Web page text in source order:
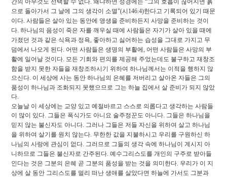
간의 아무것도 선택할 수 없다. 왜냐하면 성경에는 “그의 호흡이 끊어지면 흙
으로 돌아가서 그 날에 그의 생각이 소멸”(시 146:4)한다고 기록되어 있기 때문
이다. 사람들은 살아 있는 동안에 영생을 준비하든지 사망을 준비하는 것이
다. 하나님의 음성이 죽은 자를 깨우실 때에 사람들은 자기가 살아 있을 때에
가졌던 것과 같은 식욕과 정욕, 좋아하고 싫어하는 습성을 그대로 가지고 무
덤에서 나오게 된다. 어떤 사람들은 생명의 부활에 , 어떤 사람들은 사망의 부
활에 일어날 것이다. 모든 기회와 편의를 제공해 주었는데도 불구하고 재창조
함을 받지 못한 자들을 재창조하시기 위하여 하나님께서는 이적을 행하지 않
으신다. 이 세상에 사는 동안 하나님의 은혜를 저버리고 살아온 자들은 그의
품성이 하나님과 조화되지 못했으므로 그는 하늘 집에서 살 준비가 되지 않았
다.
오늘날 이 세상에는 교양 있고 예절바르고 스스로 의롭다고 생각하는 사람들
이 많이 있다. 그들은 폭식가도 아니요 술주정꾼도 아니다. 그들은 하나님을
믿지 않는 불신자도 아니다. 그러나 그들은 저들 자신을 위하여 살고 하나님
을 위하여 살기를 원치 않는다. 무한한 값을 지불하시고 우리를 구원하신 하
나님의 사랑에 관심이 없다. 그러므로 그들의 생각 속에 하나님이 계시지 아
니하므로 그들은 불신자로 간주된다. 예수그리스도를 개인의 구주로 받아들
인다는 것은 그분의 은혜 곧 그분의 품성을 받는 것을 의미한다. 우리가 이 지
상에 살 동안 그리스도를 멀리 떠난 생애를 살았다면 하늘에 가서도 그분과